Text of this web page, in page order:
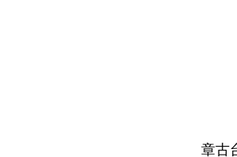
章古